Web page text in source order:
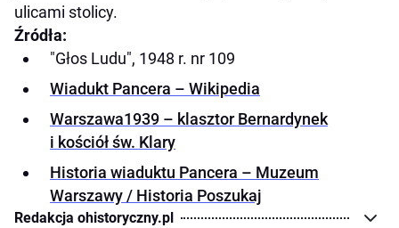
ulicami stolicy.
Źródła:
"Głos Ludu", 1948 r. nr 109
Wiadukt Pancera – Wikipedia
Warszawa1939 – klasztor Bernardynek
i kościół św. Klary
Historia wiaduktu Pancera – Muzeum
Warszawy / Historia Poszukaj
Redakcja ohistoryczny.pl